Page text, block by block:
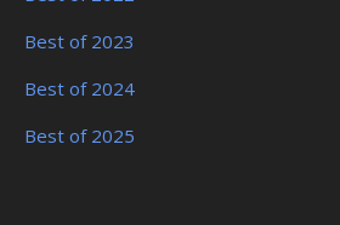
Best of 2023
Best of 2024
Best of 2025